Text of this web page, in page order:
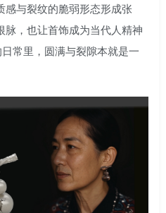
感与裂纹的脆弱形态形成张
，也让首饰成为当代人精神
常里，圆满与裂隙本就是一